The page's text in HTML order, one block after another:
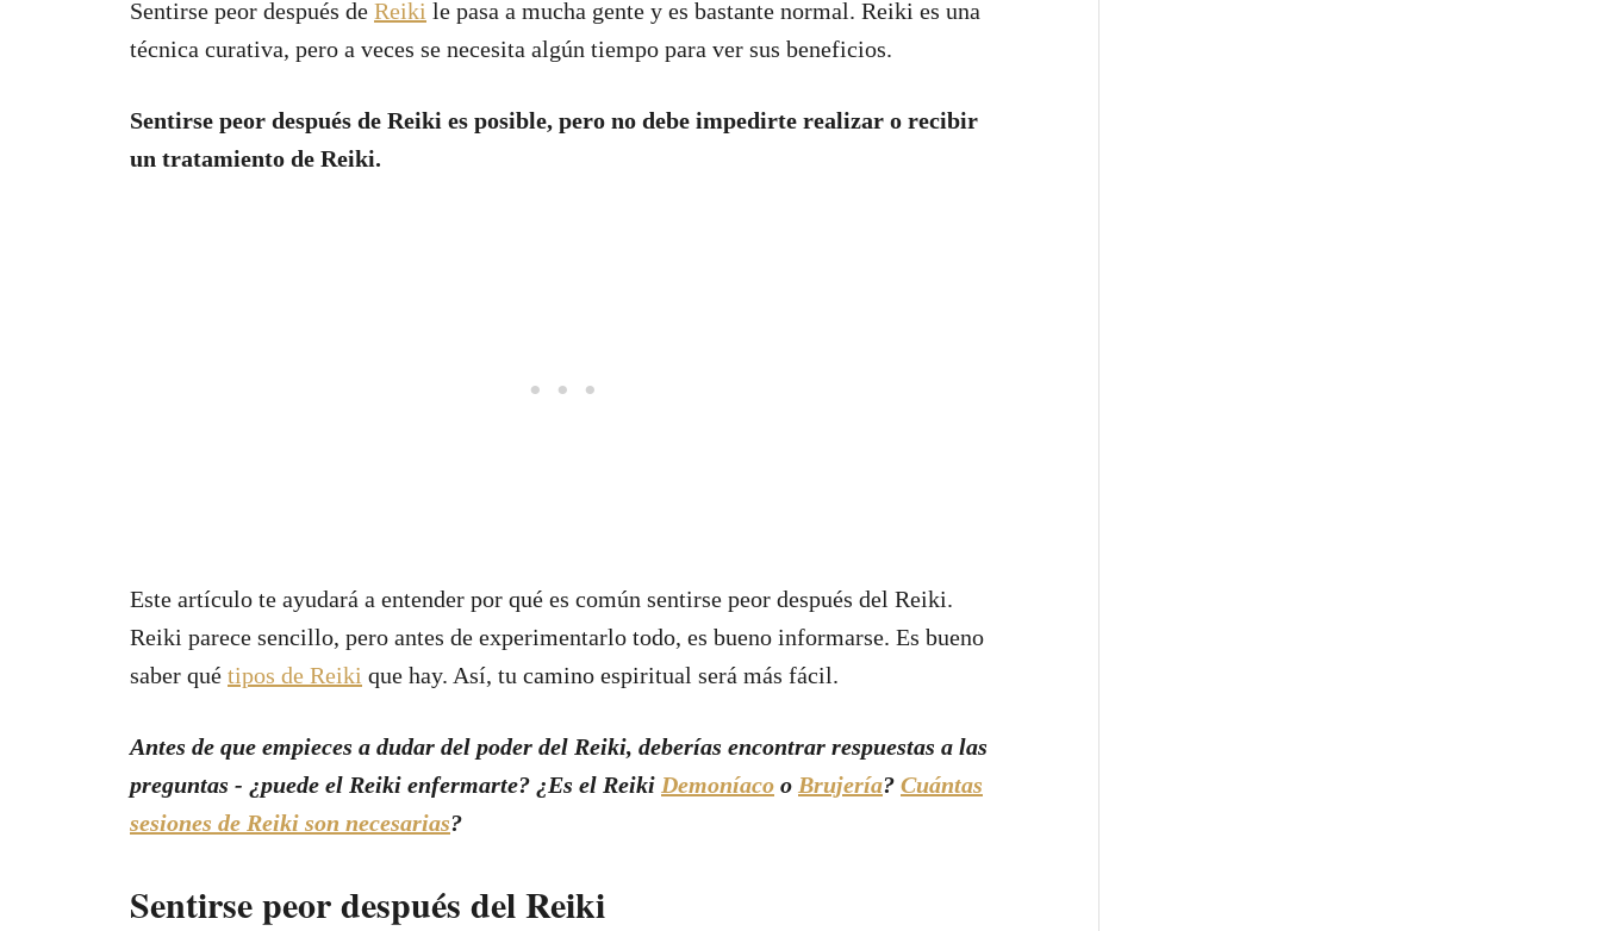
Sentirse peor después de Reiki le pasa a mucha gente y es bastante normal. Reiki es una
técnica curativa, pero a veces se necesita algún tiempo para ver sus beneficios.
Sentirse peor después de Reiki es posible, pero no debe impedirte realizar o recibir
un tratamiento de Reiki.
Este artículo te ayudará a entender por qué es común sentirse peor después del Reiki.
Reiki parece sencillo, pero antes de experimentarlo todo, es bueno informarse. Es bueno
saber qué tipos de Reiki que hay. Así, tu camino espiritual será más fácil.
Antes de que empieces a dudar del poder del Reiki, deberías encontrar respuestas a las
preguntas - ¿puede el Reiki enfermarte? ¿Es el Reiki Demoníaco o Brujería? Cuántas
sesiones de Reiki son necesarias?
Sentirse peor después del Reiki